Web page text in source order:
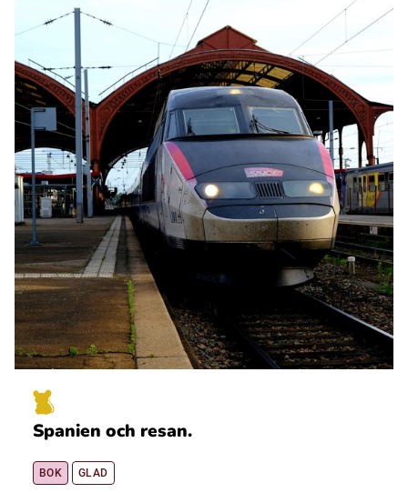
Spanien och resan.
BOK GLAD